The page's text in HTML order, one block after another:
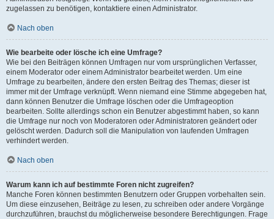
zugelassen zu benötigen, kontaktiere einen Administrator.
Nach oben
Wie bearbeite oder lösche ich eine Umfrage?
Wie bei den Beiträgen können Umfragen nur vom ursprünglichen Verfasser,
einem Moderator oder einem Administrator bearbeitet werden. Um eine
Umfrage zu bearbeiten, ändere den ersten Beitrag des Themas; dieser ist
immer mit der Umfrage verknüpft. Wenn niemand eine Stimme abgegeben hat,
dann können Benutzer die Umfrage löschen oder die Umfrageoption
bearbeiten. Sollte allerdings schon ein Benutzer abgestimmt haben, so kann
die Umfrage nur noch von Moderatoren oder Administratoren geändert oder
gelöscht werden. Dadurch soll die Manipulation von laufenden Umfragen
verhindert werden.
Nach oben
Warum kann ich auf bestimmte Foren nicht zugreifen?
Manche Foren können bestimmten Benutzern oder Gruppen vorbehalten sein.
Um diese einzusehen, Beiträge zu lesen, zu schreiben oder andere Vorgänge
durchzuführen, brauchst du möglicherweise besondere Berechtigungen. Frage